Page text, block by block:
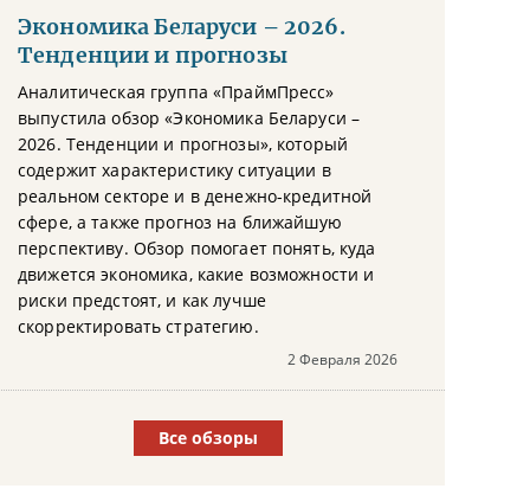
Экономика Беларуси – 2026.
Тенденции и прогнозы
Аналитическая группа «ПраймПресс»
выпустила обзор «Экономика Беларуси –
2026. Тенденции и прогнозы», который
содержит характеристику ситуации в
реальном секторе и в денежно-кредитной
сфере, а также прогноз на ближайшую
перспективу. Обзор помогает понять, куда
движется экономика, какие возможности и
риски предстоят, и как лучше
скорректировать стратегию.
2 Февраля 2026
Все обзоры